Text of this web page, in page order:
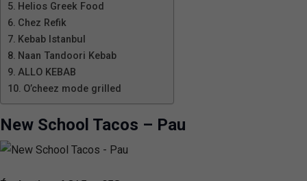
Helios Greek Food
Chez Refik
Kebab Istanbul
Naan Tandoori Kebab
ALLO KEBAB
O’cheez mode grilled
New School Tacos – Pau